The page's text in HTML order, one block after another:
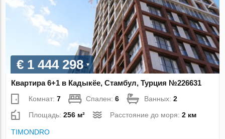
€ 1 444 298
Квартира 6+1 в Кадыкёе, Стамбул, Турция №226631
Комнат:7 Спален:6 Ванных:2
Площадь:256 м² Расстояние до моря:2 км
TIMONDRO